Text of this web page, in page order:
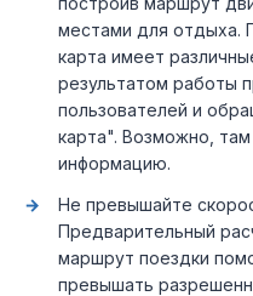
местами для отдыха.
карта имеет
результатом работы
пользователей и
карта". Возможно,
информацию.
Не превышайте
Предварительный
маршрут поездки
превышать